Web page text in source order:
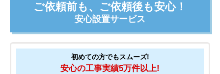
ご依頼前も、ご依頼後も安心！
安心設置サービス
初めての方でもスムーズ!
安心の工事実績5万件以上!